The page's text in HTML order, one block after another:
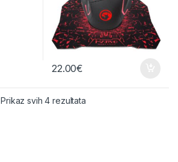
22.00€
Prikaz svih 4 rezultataSorted by price: low to